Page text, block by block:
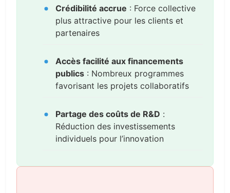
Crédibilité accrue : Force collective
plus attractive pour les clients et
partenaires
Accès facilité aux financements
publics : Nombreux programmes
favorisant les projets collaboratifs
Partage des coûts de R&D :
Réduction des investissements
individuels pour l’innovation